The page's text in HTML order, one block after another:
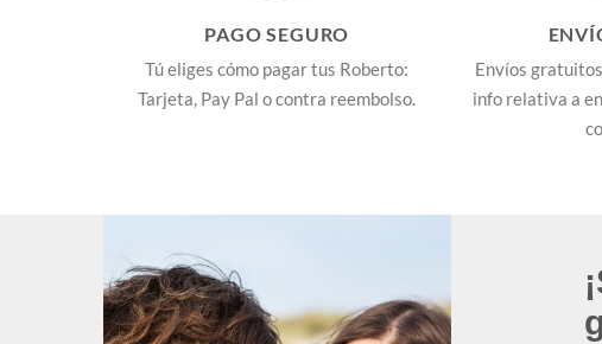
PAGO SEGURO
Tú eliges cómo pagar tus Roberto:
Tarjeta, Pay Pal o contra reembolso.
Envíos
info relativa a